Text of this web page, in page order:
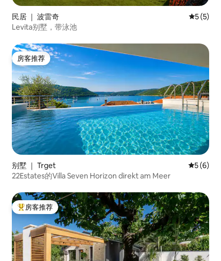
民居 ｜ 波雷奇 平均评分
5 (5)
Levita别墅，带泳池
房客推荐
房客推荐
别墅 ｜ Trget 平均评分
5 (6)
22Estates的Villa Seven Horizon direkt am Meer
热门「房客推荐」
房客推荐